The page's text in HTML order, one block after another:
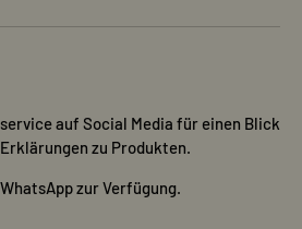
auf Social Media für einen Blick
zu Produkten.
zur Verfügung.